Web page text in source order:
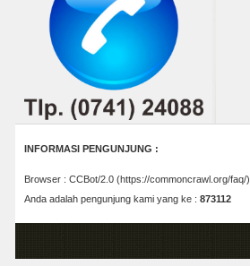
INFORMASI PENGUNJUNG :
Browser : CCBot/2.0 (https://commoncrawl.org/faq/)
Anda adalah pengunjung kami yang ke : 873112